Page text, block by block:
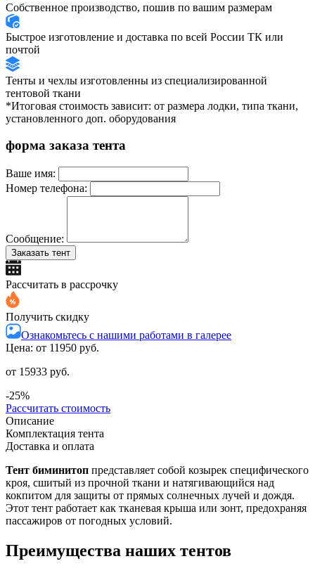
Собственное производство, пошив по вашим размерам
Быстрое изготовление и доставка по всей России ТК или
почтой
Тенты и чехлы изготовленны из специализированной
тентовой ткани
*Итоговая стоимость зависит: от размера лодки, типа ткани,
установленного доп. оборудования
форма заказа тента
Ваше имя:
Номер телефона:
Сообщение:
Заказать тент
Рассчитать в рассрочку
Получить скидку
Ознакомьтесь с нашими работами в галерее
Цена: от 11950 руб.
от 15933 руб.
-25%
Рассчитать стоимость
Описание
Комплектация тента
Доставка и оплата
Тент биминитоп представляет собой козырек специфического
кроя, сшитый из прочной ткани и натягивающийся над
кокпитом для защиты от прямых солнечных лучей и дождя.
Этот тент работает как тканевая крыша или зонт, предохраняя
пассажиров от погодных условий.
Преимущества наших тентов